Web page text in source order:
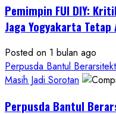
KDMP
Rp1,6
Diduga
Hanya
Separuhnya
Cair
Pemimpin FUI DIY:
Jaga Yogyakarta
Posted on 1 bulan ago
Perpusda Bantul
Masih Jadi Sorotan
Perpusda Bantul